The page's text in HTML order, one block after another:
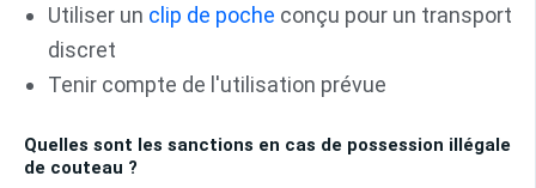
Utiliser un clip de poche conçu pour un transport
discret
Tenir compte de l'utilisation prévue
Quelles sont les sanctions en cas de possession illégale
de couteau ?